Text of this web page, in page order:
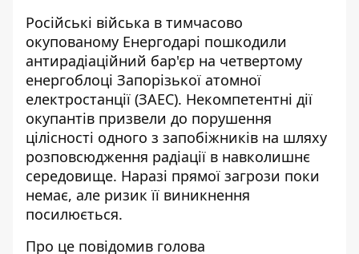
Російські війська в тимчасово
окупованому Енергодарі пошкодили
антирадіаційний бар'єр на четвертому
енергоблоці Запорізької атомної
електростанції (ЗАЕС). Некомпетентні дії
окупантів призвели до порушення
цілісності одного з запобіжників на шляху
розповсюдження радіації в навколишнє
середовище. Наразі прямої загрози поки
немає, але ризик її виникнення
посилюється.
Про це повідомив голова